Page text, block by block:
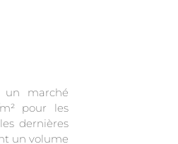
un marché
pour les
dernières
un volume